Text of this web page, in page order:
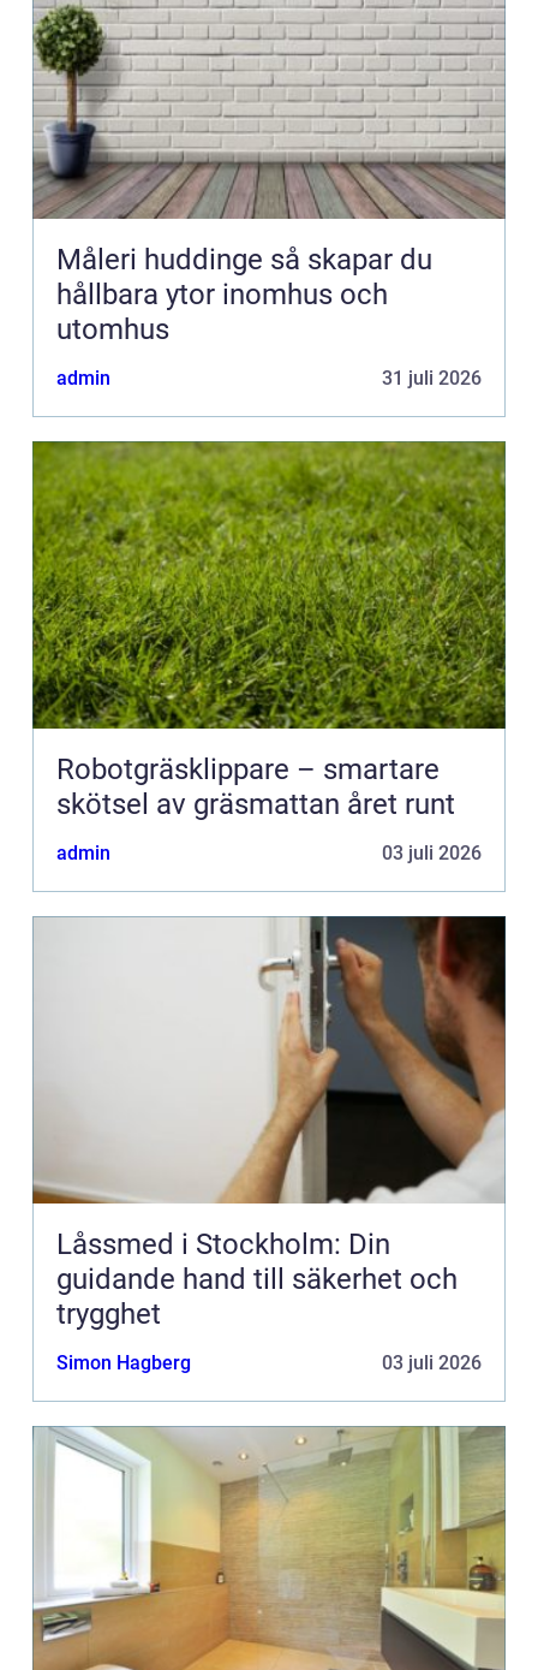
Måleri huddinge så skapar du
hållbara ytor inomhus och
utomhus
admin 31 juli 2026
Robotgräsklippare – smartare
skötsel av gräsmattan året runt
admin 03 juli 2026
Låssmed i Stockholm: Din
guidande hand till säkerhet och
trygghet
Simon Hagberg 03 juli 2026